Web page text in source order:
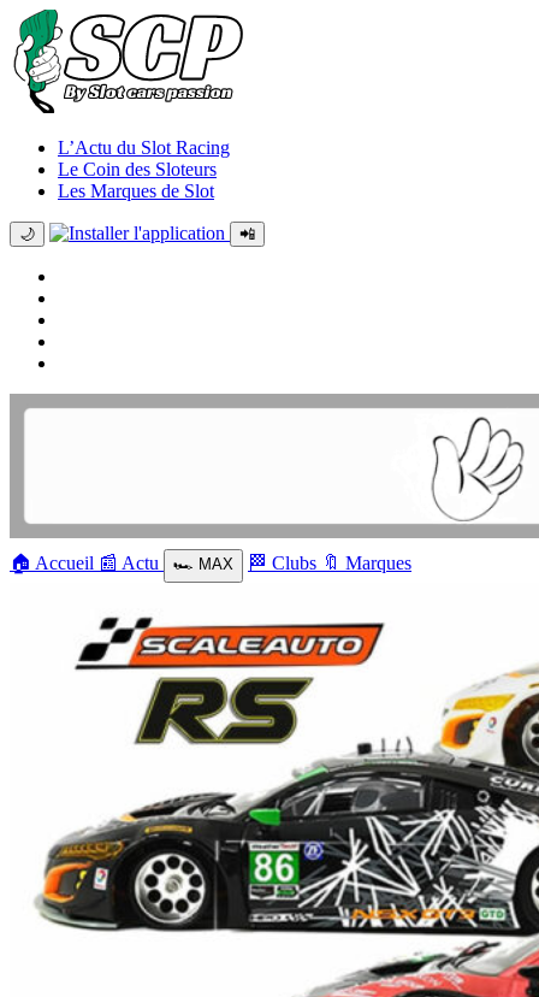
L’Actu du Slot Racing
Le Coin des Sloteurs
Les Marques de Slot
🌙 📲
🏠 Accueil 📰 Actu 🏎️ MAX 🏁 Clubs 🔖 Marques